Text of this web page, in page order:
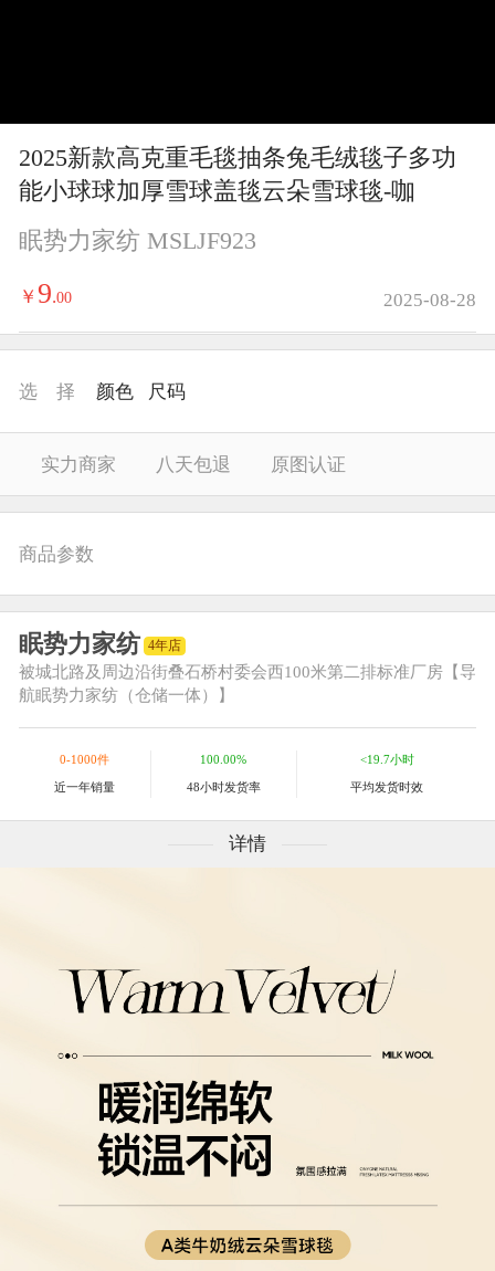
i
d
e
2025新款高克重毛毯抽条兔毛绒毯子多功
能小球球加厚雪球盖毯云朵雪球毯-咖
眠势力家纺 MSLJF923
￥ 9.00 2025-08-28
选 择 颜色 尺码
实力商家 八天包退 原图认证
商品参数
眠势力家纺 4年店
被城北路及周边沿街叠石桥村委会西100米第二排标准厂房【导
航眠势力家纺（仓储一体）】
0-1000件
近一年销量
100.00%
48小时发货率
<19.7小时
平均发货时效
详情